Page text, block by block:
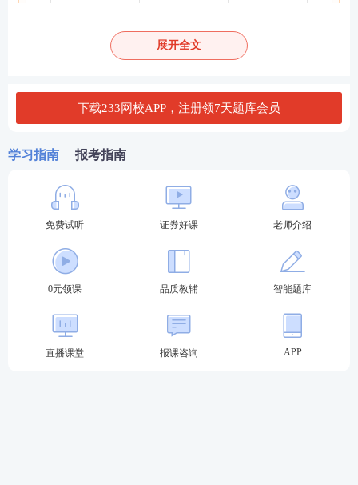
强化阶段：巩固考点，专项突破
4h/科）
巩固锁分
进入强化阶
段学习>>
专项突破班
3h/科）
计算题专项讲
3 冲刺阶段 ：冲刺锁分，查漏补缺
模考金题班
（学习时长：
4h/科）
2套突击卷讲
进入冲刺阶
段学习>>
直播密训班
3h/科）
刷题巩固，查
出“题感”
展开全文
下载233网校APP，注册领7天题库会员
学习指南 报考指南
免费试听 证券好课 老师介绍
0元领课 品质教辅 智能题库
直播课堂 报课咨询 APP